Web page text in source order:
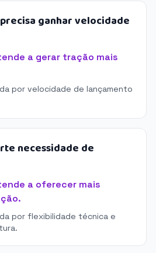
ganhar velocidade
a gerar tração mais
por velocidade de lançamento
necessidade de
a oferecer mais
por flexibilidade técnica e